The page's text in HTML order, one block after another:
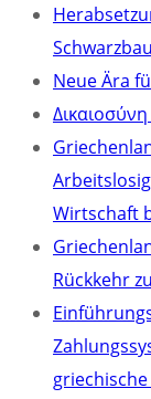
Neue Ära
Wirtschaft
Rückkehr